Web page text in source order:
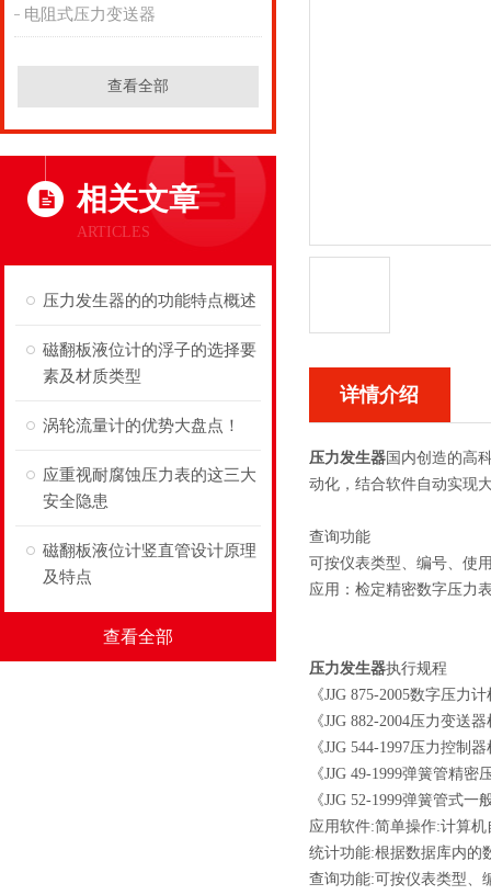
电阻式压力变送器
查看全部
相关文章
ARTICLES
压力发生器的的功能特点概述
磁翻板液位计的浮子的选择要
素及材质类型
涡轮流量计的优势大盘点！
应重视耐腐蚀压力表的这三大
安全隐患
磁翻板液位计竖直管设计原理
及特点
查看全部
详情介绍
压力发生器 国内创造的高
动化，结合软件自动实现
查询功能
可按仪表类型、编号、使
应用：检定精密数字压力
压力发生器执行规程
《JJG 875-2005数字压力
《JJG 882-2004压力变送
《JJG 544-1997压力控制
《JJG 49-1999弹簧管精
《JJG 52-1999弹簧管式
应用软件:简单操作:计算
统计功能:根据数据库内的
查询功能:可按仪表类型、